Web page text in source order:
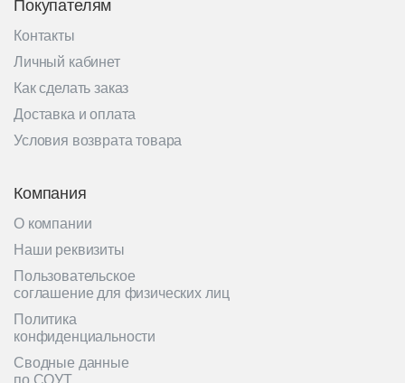
Покупателям
Контакты
Личный кабинет
Как сделать заказ
Доставка и оплата
Условия возврата товара
Компания
О компании
Наши реквизиты
Пользовательское
соглашение для физических лиц
Политика
конфиденциальности
Сводные данные
по СОУТ